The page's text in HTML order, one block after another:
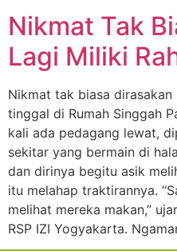
Nikmat Tak
Lagi Miliki
Nikmat tak biasa
tinggal di Rumah Singgah
kali ada pedagang lewat,
sekitar yang bermain di
dan dirinya begitu asik
itu melahap traktirannya.
melihat mereka makan,”
RSP IZI Yogyakarta.